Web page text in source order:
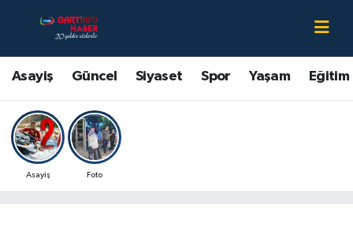
Asayiş Güncel Siyaset Spor Yaşam Eğitim
Asayiş Foto
Asayiş
Bartın Hakkında
Çevre
Eğitim
Bartın Nöbetçi Eczaneler
Bartın Hava Durumu
Bartin Namaz Vakitleri
Bartın Trafik Yoğunluk Haritası